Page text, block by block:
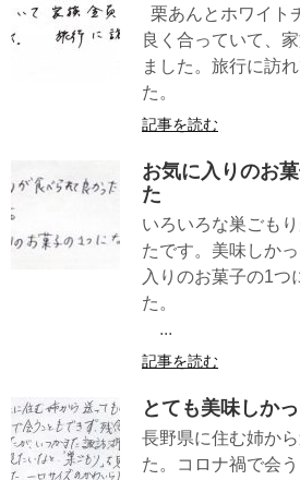
栗あんとホワイト
良く合っていて、
ました。旅行に訪
た
記事を読む
お気に入りのお
た
いろいろな巣ごも
たです。美味しか
入りのお菓子の1つ
...
記事を読む
とても美味しか
長野県に住む姉か
た。コロナ禍で会